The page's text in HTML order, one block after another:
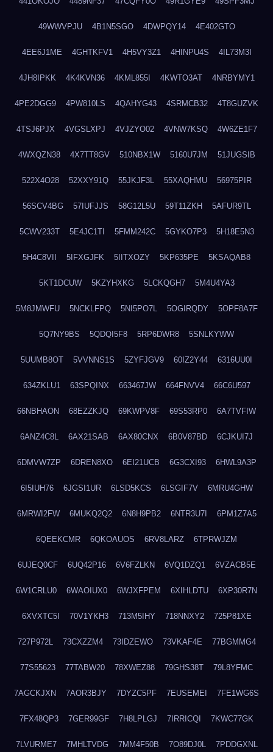
49WWVPJU 4B1N5SGO 4DWPQY14 4E402GTO
4EE6J1ME 4GHTKFV1 4H5VY3Z1 4HINPU4S 4IL73M3I
4JH8IPKK 4K4KVN36 4KML855I 4KWTO3AT 4NRBYMY1
4PE2DGG9 4PW810LS 4QAHYG43 4SRMCB32 4T8GUZVK
4TSJ6PJX 4VGSLXPJ 4VJZYO02 4VNW7KSQ 4W6ZE1F7
4WXQZN38 4X7TT8GV 510NBX1W 5160U7JM 51JUGSIB
522X4O28 52XXY91Q 55JKJF3L 55XAQHMU 56975PIR
56SCV4BG 57IUFJJS 58G12L5U 59T11ZKH 5AFUR9TL
5CWV233T 5E4JC1TI 5FMM242C 5GYKO7P3 5H18E5N3
5H4C8VII 5IFXGJFK 5IITXOZY 5KP635PE 5KSAQAB8
5KT1DCUW 5KZYHXKG 5LCKQGH7 5M4U4YA3
5M8JMWFU 5NCKLFPQ 5NI5PO7L 5OGIRQDY 5OPF8A7F
5Q7NY9BS 5QDQI5F8 5RP6DWR8 5SNLKYWW
5UUMB8OT 5VVNNS1S 5ZYFJGV9 60IZ2Y44 6316UU0I
634ZKLU1 63SPQINX 663467JW 664FNVV4 66C6U597
66NBHAON 68EZZKJQ 69KWPV8F 69S53RP0 6A7TVFIW
6ANZ4C8L 6AX21SAB 6AX80CNX 6B0V87BD 6CJKUI7J
6DMVW7ZP 6DREN8XO 6EI21UCB 6G3CXI93 6HWL9A3P
6I5IUH76 6JGSI1UR 6LSD5KCS 6LSGIF7V 6MRU4GHW
6MRWI2FW 6MUKQ2Q2 6N8H9PB2 6NTR3U7I 6PM1Z7A5
6QEEKCMR 6QKOAUOS 6RV8LARZ 6TPRWJZM
6UJEQ0CF 6UQ42P16 6V6FZLKN 6VQ1DZQ1 6VZACB5E
6W1CRLU0 6WAOIUX0 6WJXFPEM 6XIHLDTU 6XP30R7N
6XVXTC5I 70V1YKH3 713M5IHY 718NNXY2 725P81XE
727P972L 73CXZZM4 73IDZEWO 73VKAF4E 77BGMMG4
77S55623 77TABW20 78XWEZ88 79GHS38T 79L8YFMC
7AGCKJXN 7AOR3BJY 7DYZC5PF 7EUSEMEI 7FE1WG6S
7FX48QP3 7GER99GF 7H8LPLGJ 7IRRICQI 7KWC77GK
7LVURME7 7MHLTVDG 7MM4F50B 7O89DJ0L 7PDDGXNL